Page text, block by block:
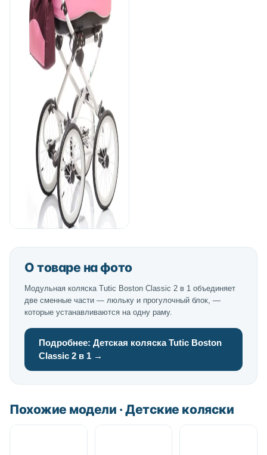
О товаре на фото
Модульная коляска Tutic Boston Classic 2 в 1 объединяет
две сменные части — люльку и прогулочный блок, —
которые устанавливаются на одну раму.
Подробнее: Детская коляска Tutic Boston
Classic 2 в 1 →
Похожие модели · Детские коляски